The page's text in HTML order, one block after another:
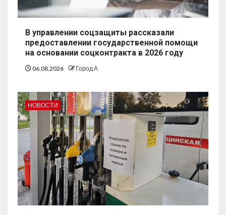
В управлении соцзащиты рассказали
предоставлении государственной помощи
на основании соцконтракта в 2026 году
06.08.2026 Город А
НОВОСТИ